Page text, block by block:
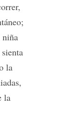
niña
la
la